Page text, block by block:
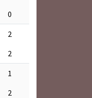
0
2
2
1
2